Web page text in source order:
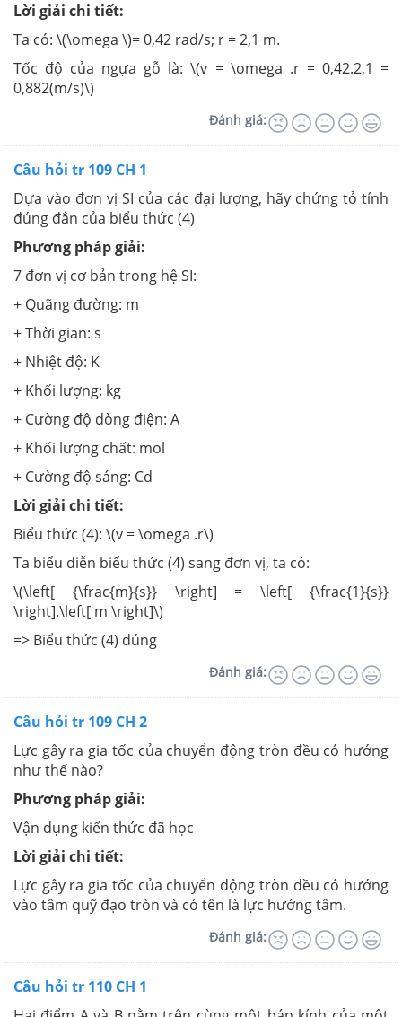
Lời giải chi tiết:
Ta có: \(\omega \)= 0,42 rad/s; r = 2,1 m.
Tốc độ của ngựa gỗ là: \(v = \omega .r = 0,42.2,1 =
0,882(m/s)\)
Đánh giá:
Câu hỏi tr 109 CH 1
Dựa vào đơn vị SI của các đại lượng, hãy chứng tỏ tính
đúng đắn của biểu thức (4)
Phương pháp giải:
7 đơn vị cơ bản trong hệ SI:
+ Quãng đường: m
+ Thời gian: s
+ Nhiệt độ: K
+ Khối lượng: kg
+ Cường độ dòng điện: A
+ Khối lượng chất: mol
+ Cường độ sáng: Cd
Lời giải chi tiết:
Biểu thức (4): \(v = \omega .r\)
Ta biểu diễn biểu thức (4) sang đơn vị, ta có:
\(\left[ {\frac{m}{s}} \right] = \left[ {\frac{1}{s}}
\right].\left[ m \right]\)
=> Biểu thức (4) đúng
Đánh giá:
Câu hỏi tr 109 CH 2
Lực gây ra gia tốc của chuyển động tròn đều có hướng
như thế nào?
Phương pháp giải:
Vận dụng kiến thức đã học
Lời giải chi tiết:
Lực gây ra gia tốc của chuyển động tròn đều có hướng
vào tâm quỹ đạo tròn và có tên là lực hướng tâm.
Đánh giá:
Câu hỏi tr 110 CH 1